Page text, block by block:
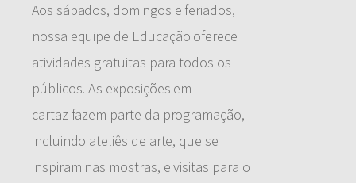
Aos sábados, domingos e feriados,
nossa equipe de Educação oferece
atividades gratuitas para todos os
públicos. As exposições em
cartaz fazem parte da programação,
incluindo ateliês de arte, que se
inspiram nas mostras, e visitas para o